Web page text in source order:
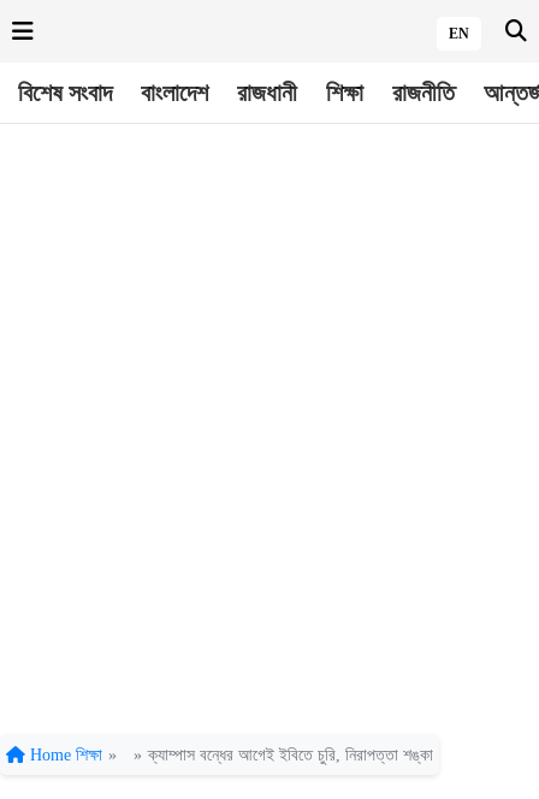
EN
বিশেষ সংবাদ বাংলাদেশ রাজধানী শিক্ষা রাজনীতি
Home শিক্ষা » » ক্যাম্পাস বন্ধের আগেই ইবিতে চুরি, নিরাপত্তা শঙ্কা